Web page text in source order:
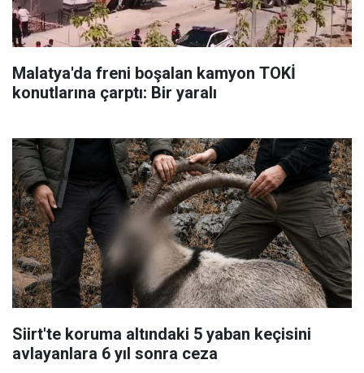
Malatya'da freni boşalan kamyon TOKİ
konutlarına çarptı: Bir yaralı
Siirt'te koruma altındaki 5 yaban keçisini
avlayanlara 6 yıl sonra ceza